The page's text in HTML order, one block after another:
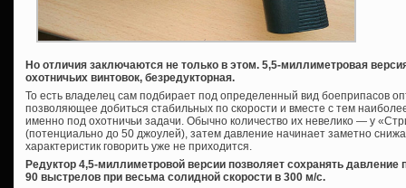
Но отличия заключаются не только в этом. 5,5-миллиметровая
охотничьих винтовок, безредукторная.
То есть владелец сам подбирает под определенный вид боеприпасов
позволяющее добиться стабильных по скорости и вместе с тем
именно под охотничьи задачи. Обычно количество их невелико — у
(потенциально до 50 джоулей), затем давление начинает заметно
характеристик говорить уже не приходится.
Редуктор 4,5-миллиметровой версии позволяет сохранять
90 выстрелов при весьма солидной скорости в 300 м/с.